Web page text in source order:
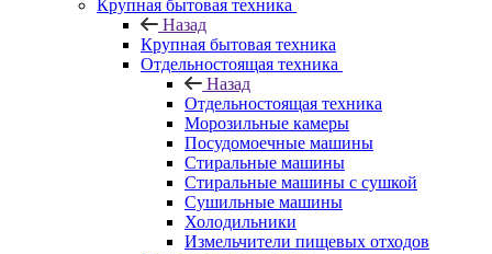
Крупная бытовая техника
Назад
Крупная бытовая техника
Отдельностоящая техника
Назад
Отдельностоящая техника
Морозильные камеры
Посудомоечные машины
Стиральные машины
Стиральные машины с сушкой
Сушильные машины
Холодильники
Измельчители пищевых отходов